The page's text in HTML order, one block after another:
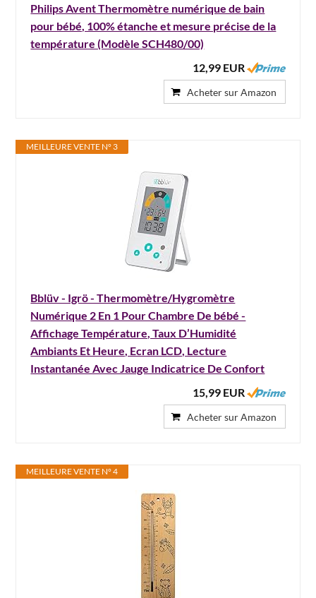
Philips Avent Thermomètre numérique de bain
pour bébé, 100% étanche et mesure précise de la
température (Modèle ‎SCH480/00)
12,99 EUR
Acheter sur Amazon
MEILLEURE VENTE N° 3
Bblüv - Igrö - Thermomètre/Hygromètre
Numérique 2 En 1 Pour Chambre De bébé -
Affichage Température, Taux D’Humidité
Ambiants Et Heure, Ecran LCD, Lecture
Instantanée Avec Jauge Indicatrice De Confort
15,99 EUR
Acheter sur Amazon
MEILLEURE VENTE N° 4